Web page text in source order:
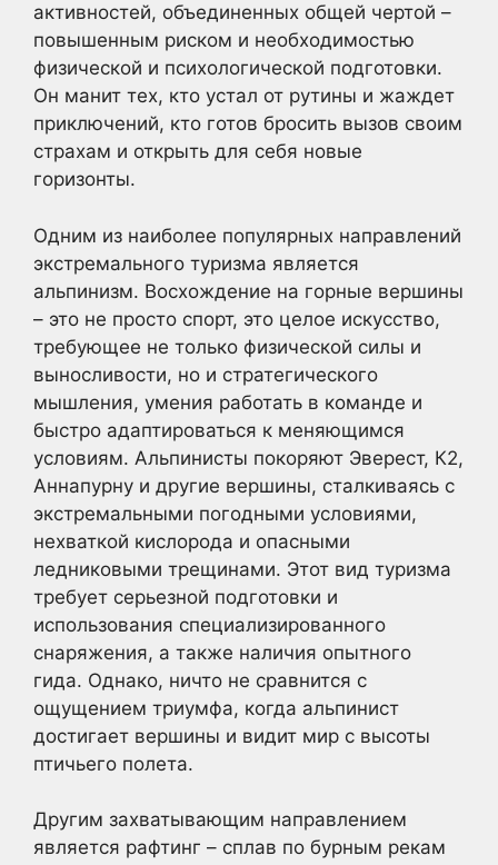
активностей, объединенных общей чертой –
повышенным риском и необходимостью
физической и психологической подготовки.
Он манит тех, кто устал от рутины и жаждет
приключений, кто готов бросить вызов своим
страхам и открыть для себя новые
горизонты.
Одним из наиболее популярных направлений
экстремального туризма является
альпинизм. Восхождение на горные вершины
– это не просто спорт, это целое искусство,
требующее не только физической силы и
выносливости, но и стратегического
мышления, умения работать в команде и
быстро адаптироваться к меняющимся
условиям. Альпинисты покоряют Эверест, К2,
Аннапурну и другие вершины, сталкиваясь с
экстремальными погодными условиями,
нехваткой кислорода и опасными
ледниковыми трещинами. Этот вид туризма
требует серьезной подготовки и
использования специализированного
снаряжения, а также наличия опытного
гида. Однако, ничто не сравнится с
ощущением триумфа, когда альпинист
достигает вершины и видит мир с высоты
птичьего полета.
Другим захватывающим направлением
является рафтинг – сплав по бурным рекам